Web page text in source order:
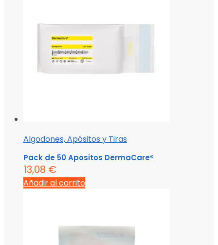
Algodones, Apósitos y Tiras
Pack de 50 Apositos DermaCare®
13,08 €
Añadir al carrito